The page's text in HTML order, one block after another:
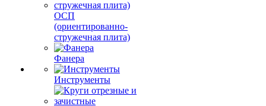
ОСП
(ориентированно-
стружечная плита)
Фанера
Инструменты